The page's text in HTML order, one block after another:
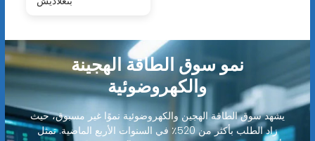
نمو سوق الطاقة الهجينة
والكهروضوئية
يشهد سوق الطاقة الهجين والكهروضوئية نموًا غير مسبوق، حيث
زاد الطلب بأكثر من 520٪ في السنوات الأربع الماضية. تمثل